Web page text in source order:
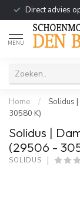
Direct advies
MENU
Home /
Solidus
30580 K)
Solidus |
(29506 -
SOLIDUS